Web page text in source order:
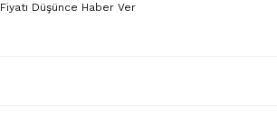
Fiyatı Düşünce Haber Ver